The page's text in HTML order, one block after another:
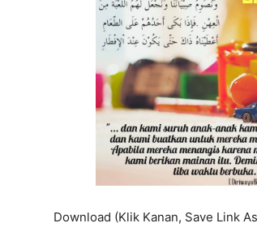
Download (Klik Kanan, Save Link